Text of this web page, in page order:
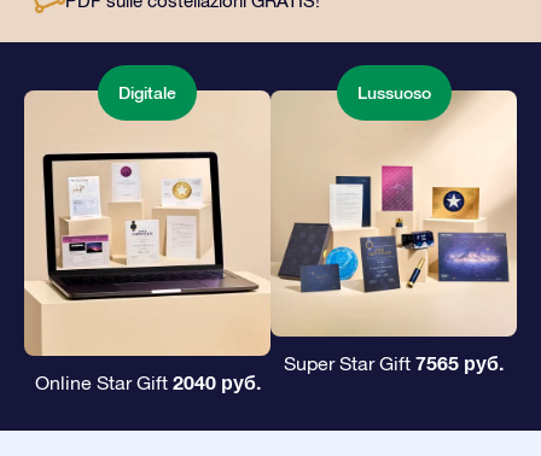
Digitale
Online Star Gift 2040 руб.
Lussuoso
Super Star Gift 7565 руб.